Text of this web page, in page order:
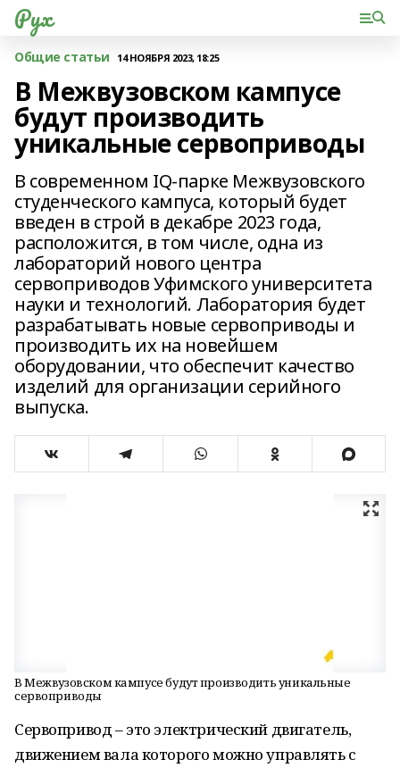
Рух
Общие статьи 14 НОЯБРЯ 2023, 18:25
В Межвузовском кампусе
будут производить
уникальные сервоприводы
В современном IQ-парке Межвузовского
студенческого кампуса, который будет
введен в строй в декабре 2023 года,
расположится, в том числе, одна из
лабораторий нового центра
сервоприводов Уфимского университета
науки и технологий. Лаборатория будет
разрабатывать новые сервоприводы и
производить их на новейшем
оборудовании, что обеспечит качество
изделий для организации серийного
выпуска.
В Межвузовском кампусе будут производить уникальные
сервоприводы
Сервопривод – это электрический двигатель,
движением вала которого можно управлять с